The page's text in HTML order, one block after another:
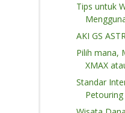
Tips untuk
AKI GS
Pilih mana,
XMAX
Standar